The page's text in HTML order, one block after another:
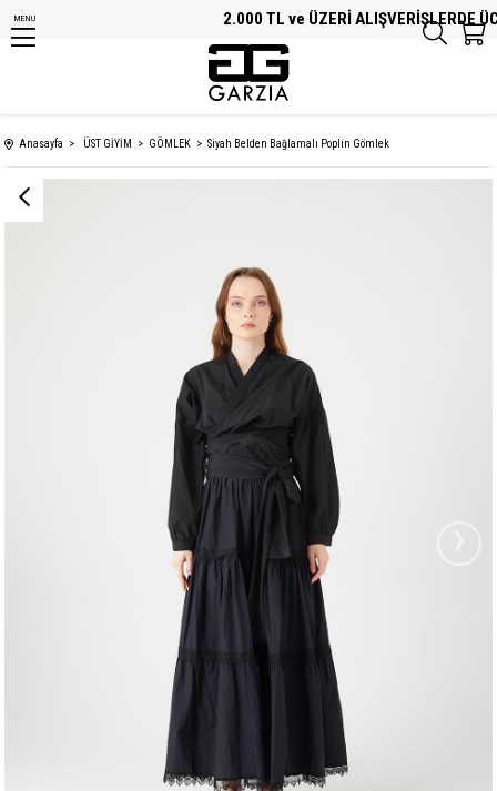
2.000 TL ve ÜZERİ ALIŞVERİŞLERDE
MENU
Anasayfa ÜST GİYİM GÖMLEK Siyah Belden Bağlamalı Poplin Gömlek